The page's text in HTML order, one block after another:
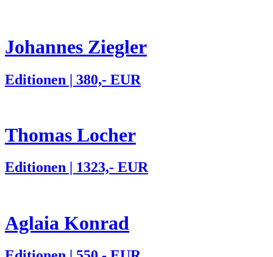
Johannes Ziegler
Editionen | 380,- EUR
Thomas Locher
Editionen | 1323,- EUR
Aglaia Konrad